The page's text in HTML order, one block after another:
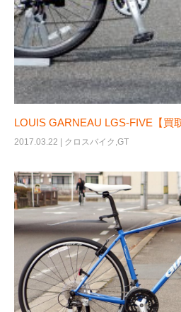
LOUIS GARNEAU LGS-FIVE【買
2017.03.22 | クロスバイク ,GT